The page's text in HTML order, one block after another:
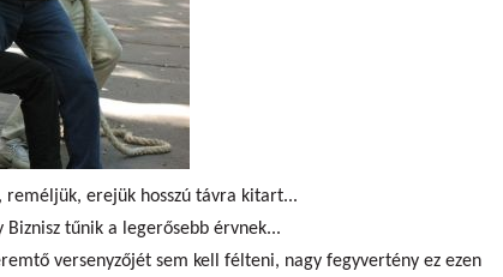
reméljük, erejük hosszú távra kitart...
tűnik a legerősebb érvnek...
versenyzőjét sem kell félteni, nagy fegyvertény ez ezen